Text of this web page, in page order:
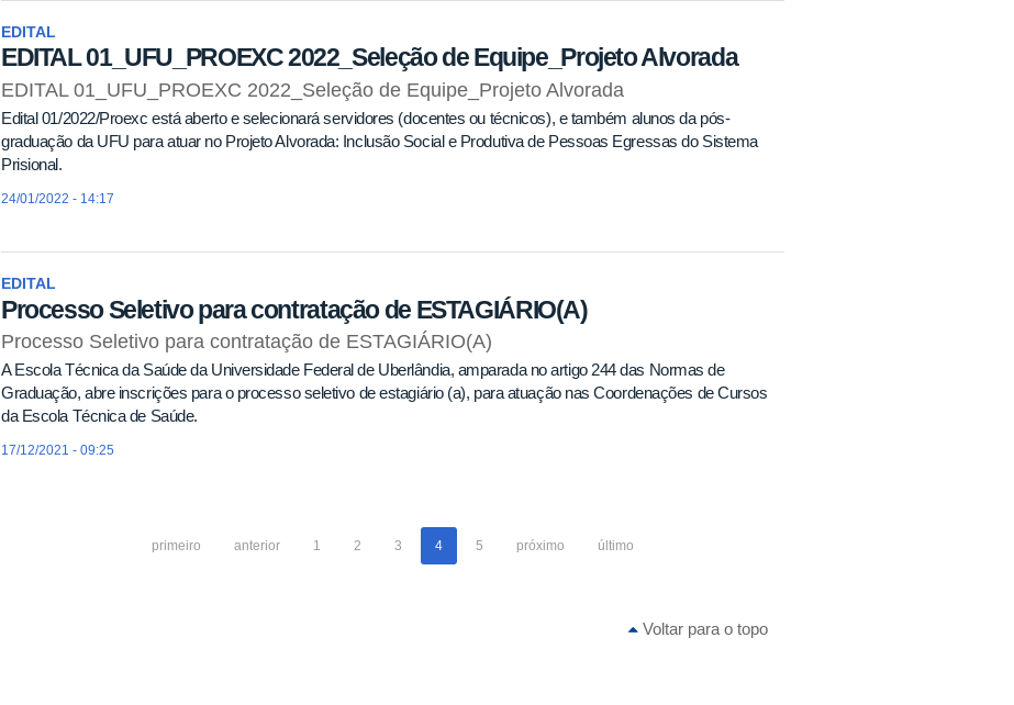
EDITAL
EDITAL 01_UFU_PROEXC 2022_Seleção de Equipe_Projeto Alvorada
EDITAL 01_UFU_PROEXC 2022_Seleção de Equipe_Projeto Alvorada
Edital 01/2022/Proexc está aberto e selecionará servidores (docentes ou técnicos), e também alunos da pós-
graduação da UFU para atuar no Projeto Alvorada: Inclusão Social e Produtiva de Pessoas Egressas do Sistema
Prisional.
24/01/2022 - 14:17
EDITAL
Processo Seletivo para contratação de ESTAGIÁRIO(A)
Processo Seletivo para contratação de ESTAGIÁRIO(A)
A Escola Técnica da Saúde da Universidade Federal de Uberlândia, amparada no artigo 244 das Normas de
Graduação, abre inscrições para o processo seletivo de estagiário (a), para atuação nas Coordenações de Cursos
da Escola Técnica de Saúde.
17/12/2021 - 09:25
primeiro anterior 1 2 3 4 5 próximo último
Voltar para o topo